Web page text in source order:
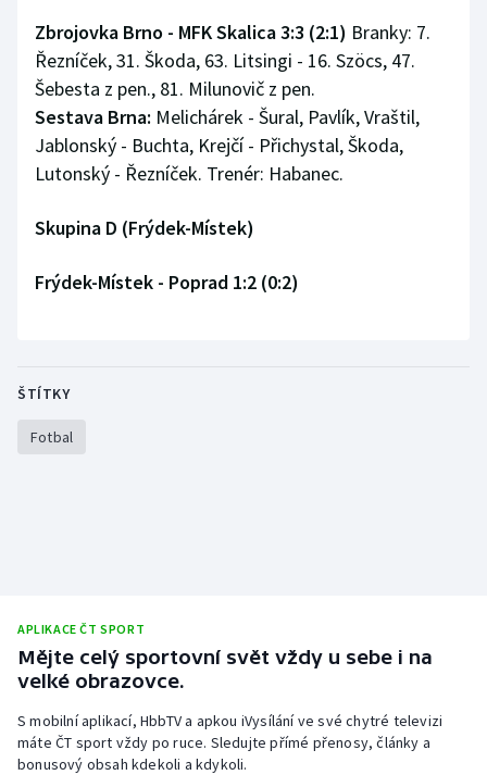
Zbrojovka Brno - MFK Skalica 3:3 (2:1) Branky: 7.
Řezníček, 31. Škoda, 63. Litsingi - 16. Szöcs, 47.
Šebesta z pen., 81. Milunovič z pen.
Sestava Brna: Melichárek - Šural, Pavlík, Vraštil,
Jablonský - Buchta, Krejčí - Přichystal, Škoda,
Lutonský - Řezníček. Trenér: Habanec.
Skupina D (Frýdek-Místek)
Frýdek-Místek - Poprad 1:2 (0:2)
ŠTÍTKY
Fotbal
APLIKACE ČT SPORT
Mějte celý sportovní svět vždy u sebe i na
velké obrazovce.
S mobilní aplikací, HbbTV a apkou iVysílání ve své chytré televizi
máte ČT sport vždy po ruce. Sledujte přímé přenosy, články a
bonusový obsah kdekoli a kdykoli.